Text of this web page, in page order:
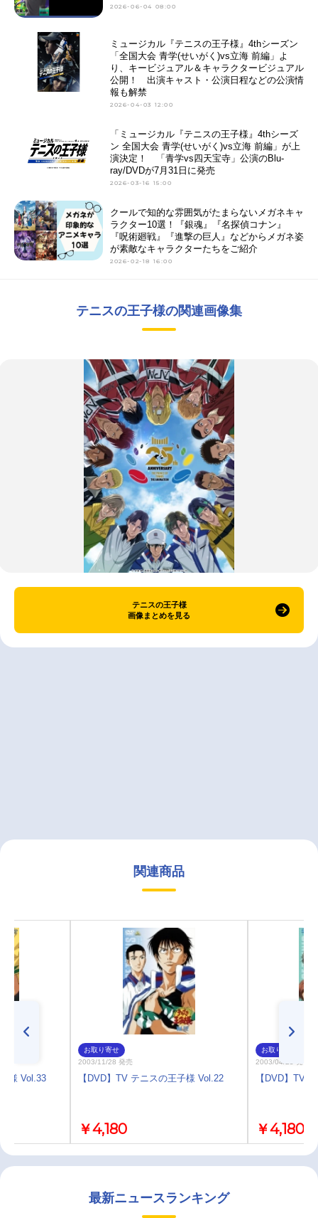
2026-06-04 08:00
ミュージカル『テニスの王子様』4thシーズン
「全国大会 青学(せいがく)vs立海 前編」よ
り、キービジュアル＆キャラクタービジュアル
公開！ 出演キャスト・公演日程などの公演情
報も解禁
2026-04-03 12:00
「ミュージカル『テニスの王子様』4thシーズ
ン 全国大会 青学(せいがく)vs立海 前編」が上
演決定！ 「青学vs四天宝寺」公演のBlu-
ray/DVDが7月31日に発売
2026-03-16 15:00
クールで知的な雰囲気がたまらないメガネキャ
ラクター10選！『銀魂』『名探偵コナン』
『呪術廻戦』『進撃の巨人』などからメガネ姿
が素敵なキャラクターたちをご紹介
2026-02-18 16:00
テニスの王子様の関連画像集
テニスの王子様
画像まとめを見る
関連商品
様 Vol.33
お取り寄せ
2003/11/28 発売
【DVD】TV テニスの王子様 Vol.22
￥4,180
お取り寄せ
2003/04/25 発売
【DVD】TV
￥4,180
最新ニュースランキング